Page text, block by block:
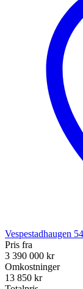
Vespestadhaugen
Pris fra
3 390 000 kr
Omkostninger
13 850 kr